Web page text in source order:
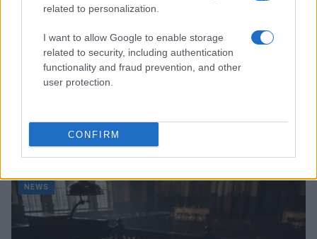
related to personalization.
I want to allow Google to enable storage
related to security, including authentication
functionality and fraud prevention, and other
user protection.
CONFIRM
Don Antonio Mazzi: l’ultimo saluto a Milano tra
emozioni e canti
Marco Tessari · 3 Ago 2026
NEWS